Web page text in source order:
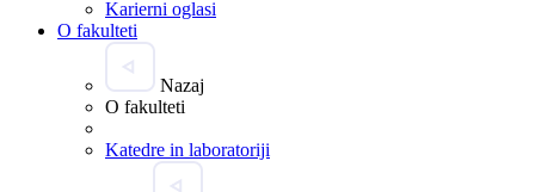
Karierni oglasi
O fakulteti
Nazaj
O fakulteti
Katedre in laboratoriji